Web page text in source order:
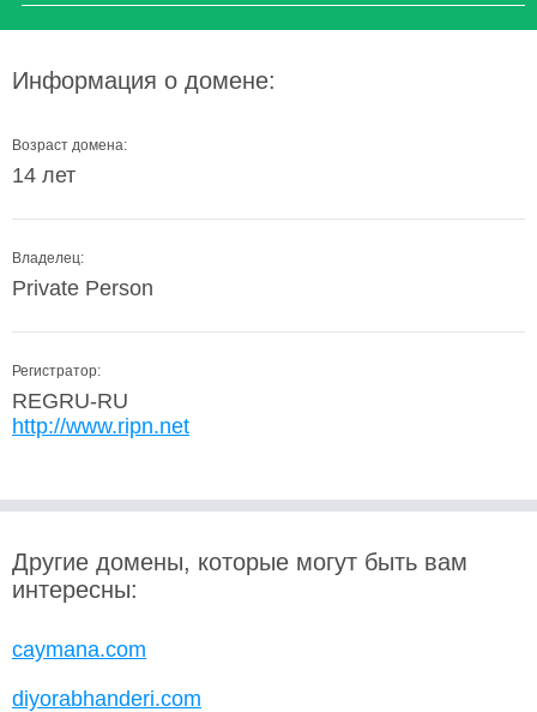
Информация о домене:
Возраст домена:
14 лет
Владелец:
Private Person
Регистратор:
REGRU-RU
http://www.ripn.net
Другие домены, которые могут быть вам
интересны:
caymana.com
diyorabhanderi.com